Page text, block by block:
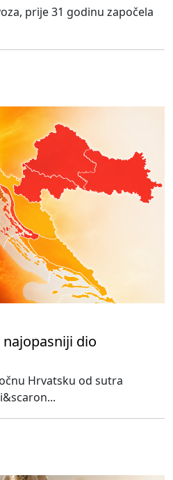
prije 31 godinu započela
dio
Hrvatsku od sutra